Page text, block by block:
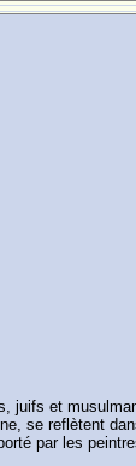
juifs et
se reflètent
par les